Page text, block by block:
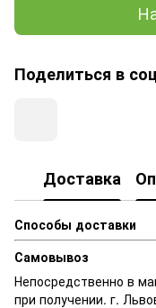
Поделиться в
Доставка
Способы доставки
Самовывоз
Непосредственно в
при получении. г.